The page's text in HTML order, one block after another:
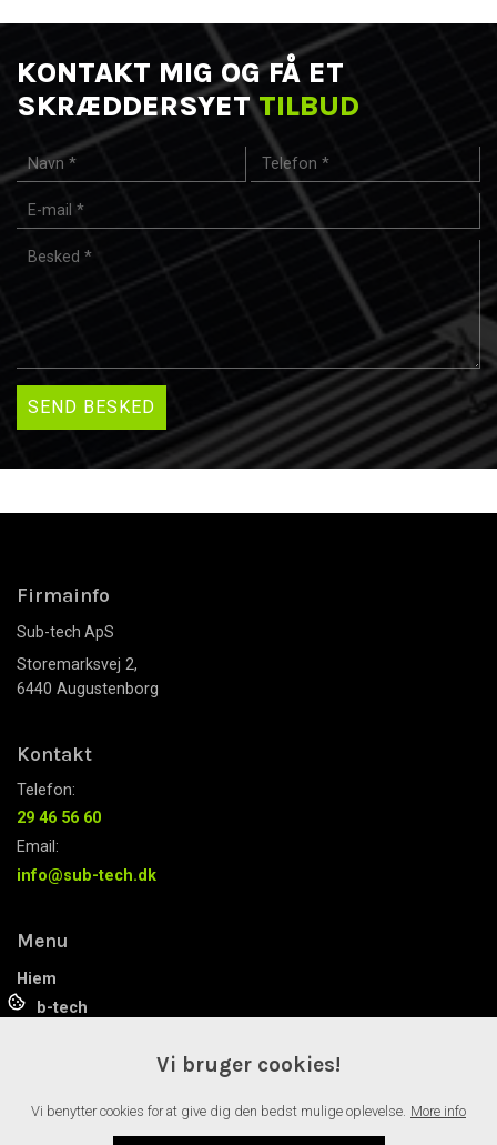
KONTAKT MIG OG FÅ ET
SKRÆDDERSYETTILBUD
Firmainfo
Sub-tech ApS
Storemarksvej 2,
6440 Augustenborg
Kontakt
Telefon:
29 46 56 60
Email:
info@sub-tech.dk
Menu
Hjem
Sub-tech
Referencer
Vi bruger cookies!
Vi benytter cookies for at give dig den bedst mulige oplevelse. More info